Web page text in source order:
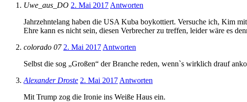
Uwe_aus_DO 2. Mai 2017 Antworten
Jahrzehntelang haben die USA Kuba boykottiert. Versuche ich, Kim
Ehre kann es nicht sein, diesen Verbrecher zu treffen, leider wäre es
colorado 07 2. Mai 2017 Antworten
Selbst die sog „Großen“ der Branche reden, wenn`s wirklich drauf
Alexander Droste 2. Mai 2017 Antworten
Mit Trump zog die Ironie ins Weiße Haus ein.